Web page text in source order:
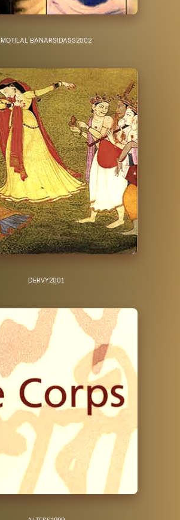
MOTILAL BANARSIDASS2002
DERVY2001